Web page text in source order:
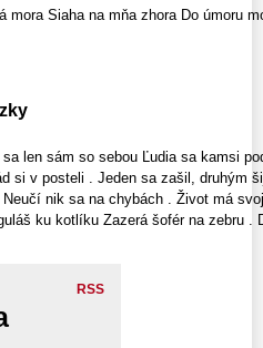
mora Siaha na mňa zhora Do úmoru
len sám so sebou Ľudia sa kamsi
si v posteli . Jeden sa zašil, druhým
Neučí nik sa na chybách . Život má
ku kotlíku Zazerá šofér na zebru .
RSS